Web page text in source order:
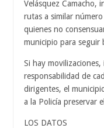
Velásquez Camacho,
rutas a similar
quienes no
municipio para seguir
Si hay
responsabilidad de
dirigentes, el
a la Policía preservar
LOS DATOS